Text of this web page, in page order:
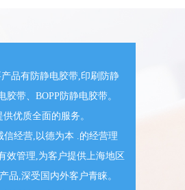
品有防静电胶带,印刷防静
带、BOPP防静电胶带。
优质全面的服务。
经营,以德为本 .的经营理
效管理,为客户提供上海地区
品,深受国内外客户青睐。